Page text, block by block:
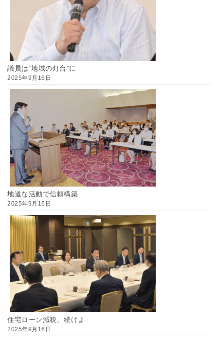
議員は“地域の灯台”に
2025年9月16日
地道な活動で信頼構築
2025年9月16日
住宅ローン減税、続けよ
2025年9月16日